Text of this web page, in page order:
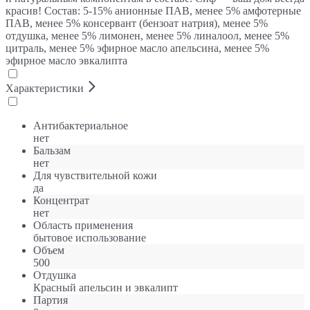
красив! Состав: 5-15% анионные ПАВ, менее 5% амфотерные
ПАВ, менее 5% консервант (бензоат натрия), менее 5%
отдушка, менее 5% лимонен, менее 5% линалоол, менее 5%
цитраль, менее 5% эфирное масло апельсина, менее 5%
эфирное масло эвкалипта
Характеристики
Антибактериальное
нет
Бальзам
нет
Для чувствительной кожи
да
Концентрат
нет
Область применения
бытовое использование
Объем
500
Отдушка
Красный апельсин и эвкалипт
Партия